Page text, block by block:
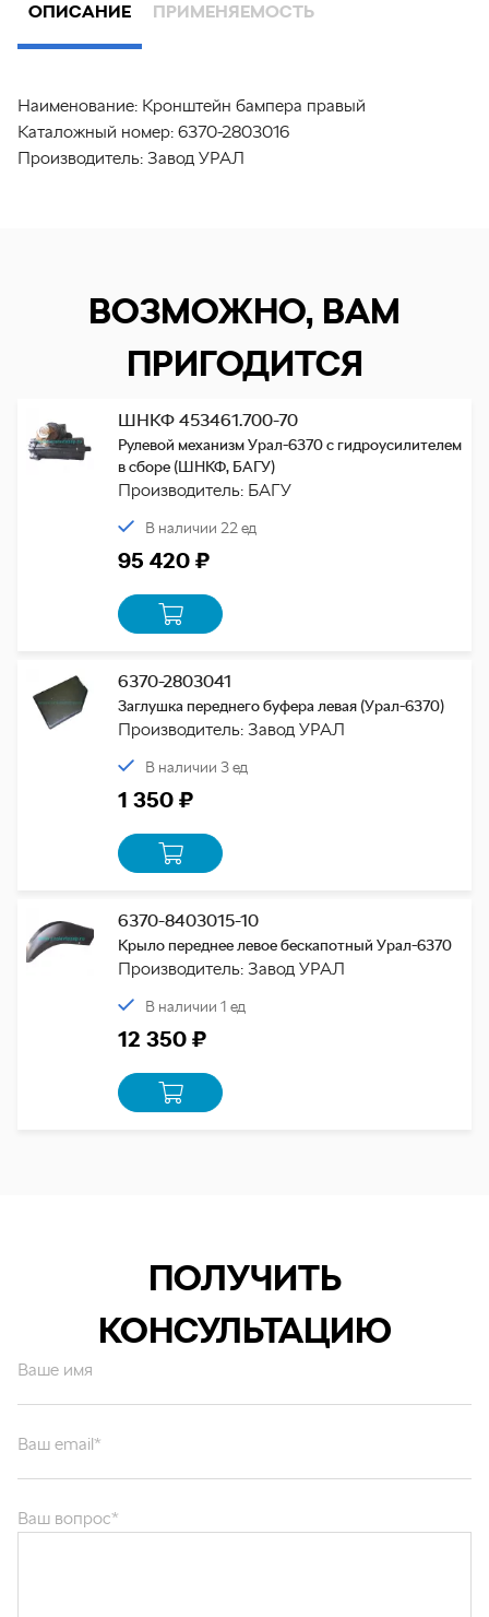
ОПИСАНИЕ ПРИМЕНЯЕМОСТЬ
Наименование: Кронштейн бампера правый
Каталожный номер: 6370-2803016
Производитель: Завод УРАЛ
ВОЗМОЖНО, ВАМ
ПРИГОДИТСЯ
ШНКФ 453461.700-70
Рулевой механизм Урал-6370 с гидроусилителем
в сборе (ШНКФ, БАГУ)
Производитель: БАГУ
В наличии 22 ед
95 420 ₽
6370-2803041
Заглушка переднего буфера левая (Урал-6370)
Производитель: Завод УРАЛ
В наличии 3 ед
1 350 ₽
6370-8403015-10
Крыло переднее левое бескапотный Урал-6370
Производитель: Завод УРАЛ
В наличии 1 ед
12 350 ₽
ПОЛУЧИТЬ
КОНСУЛЬТАЦИЮ
Ваше имя
персональных данных